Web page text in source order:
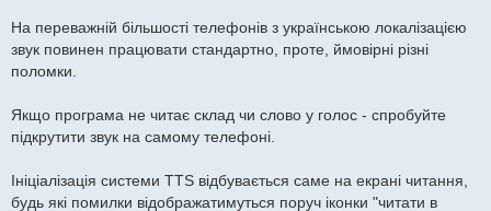
н
н
На переважній більшості телефонів з українською локалізацією
звук повинен працювати стандартно, проте, ймовірні різні
поломки.
Якщо програма не читає склад чи слово у голос - спробуйте
підкрутити звук на самому телефоні.
Ініціалізація системи TTS відбувається саме на екрані читання,
будь які помилки відображатимуться поруч іконки "читати в